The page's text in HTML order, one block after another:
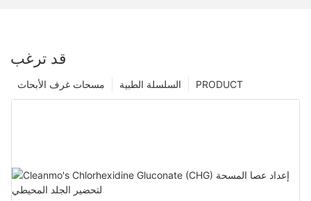
قد ترغب
PRODUCT السلسلة الطبية مسحات غرف الأبحاث